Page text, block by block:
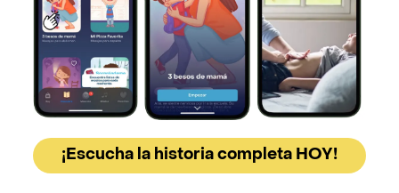
¡Escucha la historia completa HOY!